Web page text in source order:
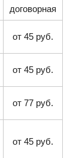
договорная
от 45 руб.
от 45 руб.
от 77 руб.
от 45 руб.